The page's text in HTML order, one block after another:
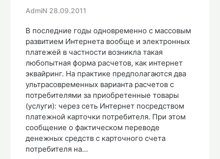
AdmiN 28.09.2011
В последние годы одновременно с массовым
развитием Интернета вообще и электронных
платежей в частности возникла такая
любопытная форма расчетов, как интернет
эквайринг. На практике предполагаются два
ультрасовременных варианта расчетов с
потребителями за приобретенные товары
(услуги): через сеть Интернет посредством
платежной карточки потребителя. При этом
сообщение о фактическом переводе
денежных средств с карточного счета
потребителя на…